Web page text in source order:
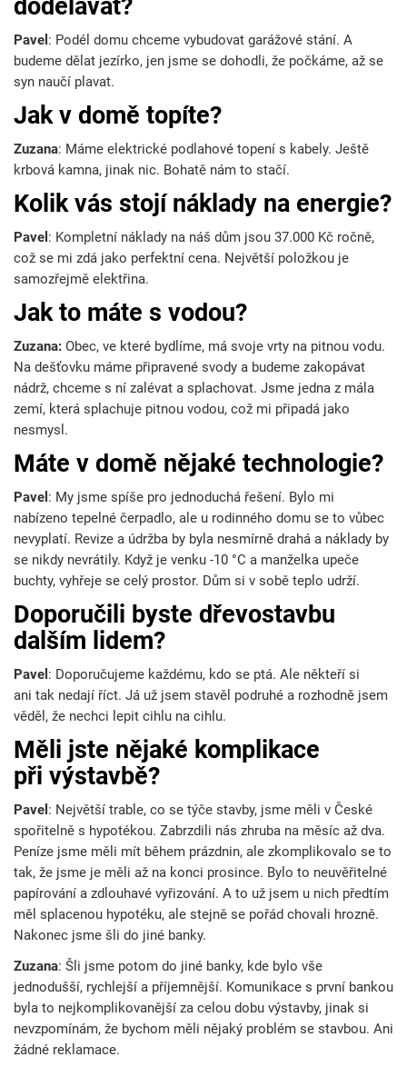
dodělávat?
Pavel : Podél domu chceme vybudovat garážové stání. A
budeme dělat jezírko, jen jsme se dohodli, že počkáme, až se
syn naučí plavat.
Jak v domě topíte?
Zuzana: Máme elektrické podlahové topení s kabely. Ještě
krbová kamna, jinak nic. Bohatě nám to stačí.
Kolik vás stojí náklady na energie?
Pavel : Kompletní náklady na náš dům jsou 37.000 Kč ročně,
což se mi zdá jako perfektní cena. Největší položkou je
samozřejmě elektřina.
Jak to máte s vodou?
Zuzana: Obec, ve které bydlíme, má svoje vrty na pitnou vodu.
Na dešťovku máme připravené svody a budeme zakopávat
nádrž, chceme s ní zalévat a splachovat. Jsme jedna z mála
zemí, která splachuje pitnou vodou, což mi připadá jako
nesmysl.
Máte v domě nějaké technologie?
Pavel : My jsme spíše pro jednoduchá řešení. Bylo mi
nabízeno tepelné čerpadlo, ale u rodinného domu se to vůbec
nevyplatí. Revize a údržba by byla nesmírně drahá a náklady by
se nikdy nevrátily. Když je venku -10 °C a manželka upeče
buchty, vyhřeje se celý prostor. Dům si v sobě teplo udrží.
Doporučili byste dřevostavbu
dalším lidem?
Pavel : Doporučujeme každému, kdo se ptá. Ale někteří si
ani tak nedají říct. Já už jsem stavěl podruhé a rozhodně jsem
věděl, že nechci lepit cihlu na cihlu.
Měli jste nějaké komplikace
při výstavbě?
Pavel : Největší trable, co se týče stavby, jsme měli v České
spořitelně s hypotékou. Zabrzdili nás zhruba na měsíc až dva.
Peníze jsme měli mít během prázdnin, ale zkomplikovalo se to
tak, že jsme je měli až na konci prosince. Bylo to neuvěřitelné
papírování a zdlouhavé vyřizování. A to už jsem u nich předtím
měl splacenou hypotéku, ale stejně se pořád chovali hrozně.
Nakonec jsme šli do jiné banky.
Zuzana: Šli jsme potom do jiné banky, kde bylo vše
jednodušší, rychlejší a příjemnější. Komunikace s první bankou
byla to nejkomplikovanější za celou dobu výstavby, jinak si
nevzpomínám, že bychom měli nějaký problém se stavbou. Ani
žádné reklamace.